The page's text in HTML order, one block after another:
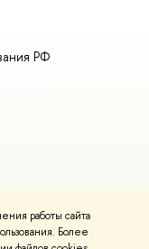
работы сайта
Более
РФ